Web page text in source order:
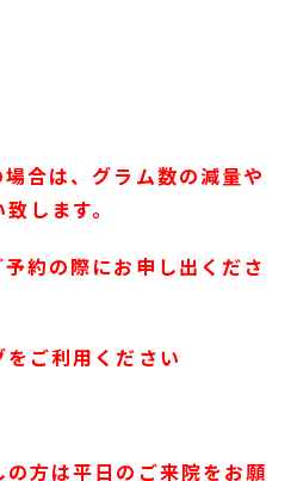
合は、グラム数の減量や
します。
約の際にお申し出くださ
ご利用ください
方は平日のご来院をお願